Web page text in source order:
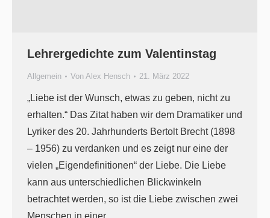
Lehrergedichte zum Valentinstag
Allgemein Von Alex Hensch 21. März 2022
„Liebe ist der Wunsch, etwas zu geben, nicht zu
erhalten.“ Das Zitat haben wir dem Dramatiker und
Lyriker des 20. Jahrhunderts Bertolt Brecht (1898
– 1956) zu verdanken und es zeigt nur eine der
vielen „Eigendefinitionen“ der Liebe. Die Liebe
kann aus unterschiedlichen Blickwinkeln
betrachtet werden, so ist die Liebe zwischen zwei